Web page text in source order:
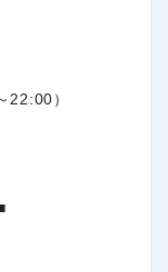
22:00）